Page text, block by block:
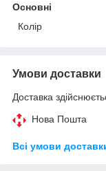
Основні
Колір
Умови доставки
Доставка
Нова Пошта
Всі умови